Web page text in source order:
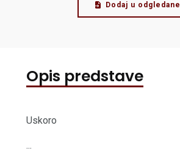
Dodaj u odgledane
Opis predstave
Uskoro
...